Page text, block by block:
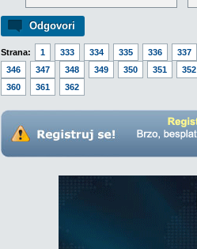
Odgovori
Strana: 1 333 334 335 336 337
346
347 348 349 350 351 352
360
361 362